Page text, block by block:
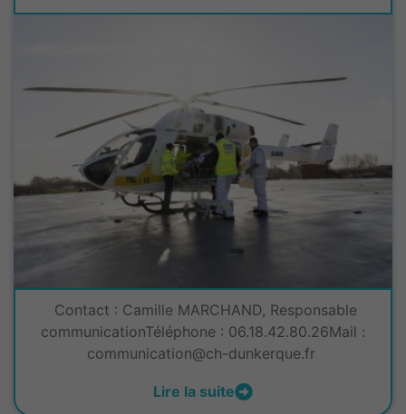
Contact : Camille MARCHAND, Responsable
communicationTéléphone : 06.18.42.80.26Mail :
communication@ch-dunkerque.fr
Lire la suite